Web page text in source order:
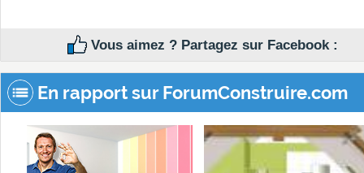
Vous aimez ? Partagez sur Facebook :
En rapport sur ForumConstruire.com